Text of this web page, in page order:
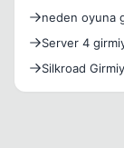
neden oyuna
Server 4
Silkroad